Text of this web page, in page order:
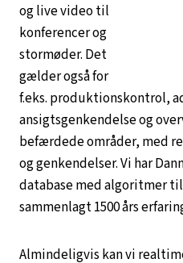
og live video til
konferencer og
stormøder. Det
gælder også for
f.eks. produktionskontrol,
ansigtsgenkendelse og
befærdede områder, med
og genkendelser. Vi har
database med algoritmer
sammenlagt 1500 års
Almindeligvis kan vi